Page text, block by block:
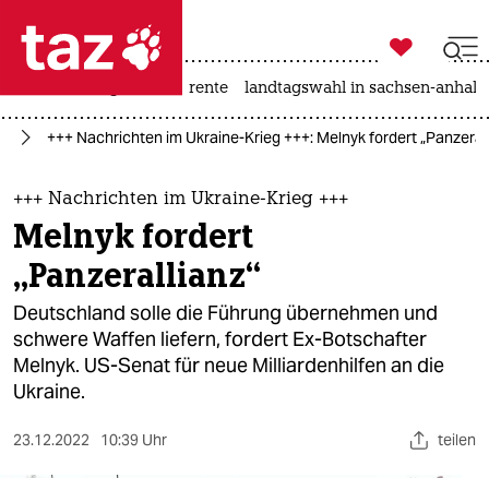
 taz zahl ich
taz zahl ich
themen
politik
öko
gesellschaft
kultur
sport

taz zahl ich
rente landtagswahl in sachsen-anhalt
+++ Nachrichten im Ukraine-Krieg +++: Melnyk fordert
+++ Nachrichten im Ukraine-Krieg +++
Melnyk fordert
„Panzerallianz“
Deutschland solle die Führung übernehmen und
schwere Waffen liefern, fordert Ex-Botschafter
Melnyk. US-Senat für neue Milliardenhilfen an die
Ukraine.
23.12.2022 10:39 Uhr teilen